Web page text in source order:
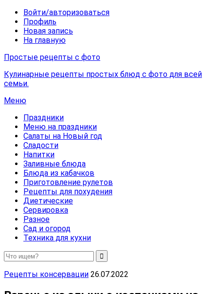
Войти/авторизоваться
Профиль
Новая запись
На главную
Простые рецепты с фото
Кулинарные рецепты простых блюд с фото для всей
семьи.
Меню
Праздники
Меню на праздники
Салаты на Новый год
Сладости
Напитки
Заливные блюда
Блюда из кабачков
Приготовление рулетов
Рецепты для похудения
Диетические
Сервировка
Разное
Сад и огород
Техника для кухни
Рецепты консервации 26.07.2022